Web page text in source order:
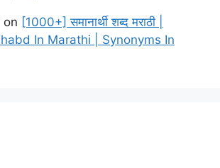
on [1000+] समानार्थी शब्द मराठी |
In Marathi | Synonyms In